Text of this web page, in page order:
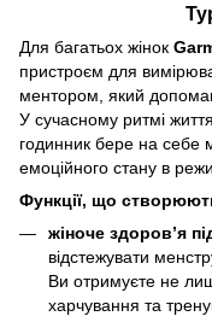
Для багатьох жінок
пристроєм для
ментором, який
У сучасному ритмі
годинник бере на себе
емоційного стану в
Функції, що
жіноче здоров’я
відстежувати
Ви отримуєте не
харчування та